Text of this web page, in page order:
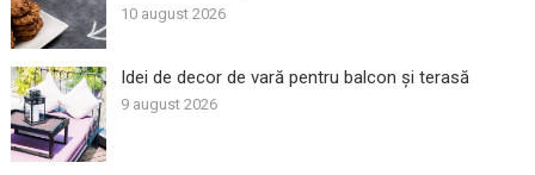
10 august 2026
Idei de decor de vară pentru balcon și terasă
9 august 2026